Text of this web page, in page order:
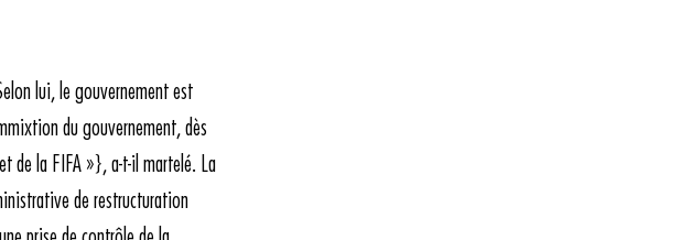
lui, le gouvernement est
du gouvernement, dès
de la FIFA »}, a-t-il martelé. La
de restructuration